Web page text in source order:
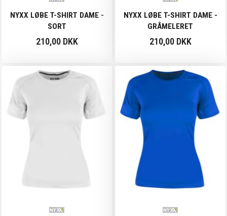
NYXX LØBE T-SHIRT DAME -
SORT
210,00 DKK
NYXX LØBE T-SHIRT DAME -
GRÅMELERET
210,00 DKK